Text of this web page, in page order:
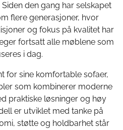
den gang har selskapet
flere generasjoner, hvor
og fokus på kvalitet har
fortsatt alle møblene som
i dag.
for sine komfortable sofaer,
som kombinerer moderne
praktiske løsninger og høy
er utviklet med tanke på
støtte og holdbarhet står